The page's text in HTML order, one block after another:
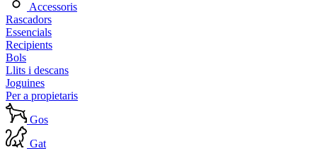
Accessoris
Rascadors
Essencials
Recipients
Bols
Llits i descans
Joguines
Per a propietaris
Gos
Gat